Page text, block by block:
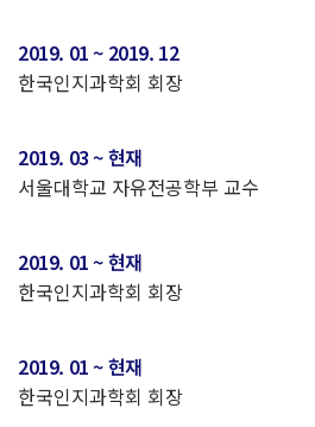
2019. 01 ~ 2019. 12
한국인지과학회 회장
2019. 03 ~ 현재
서울대학교 자유전공학부 교수
2019. 01 ~ 현재
한국인지과학회 회장
2019. 01 ~ 현재
한국인지과학회 회장